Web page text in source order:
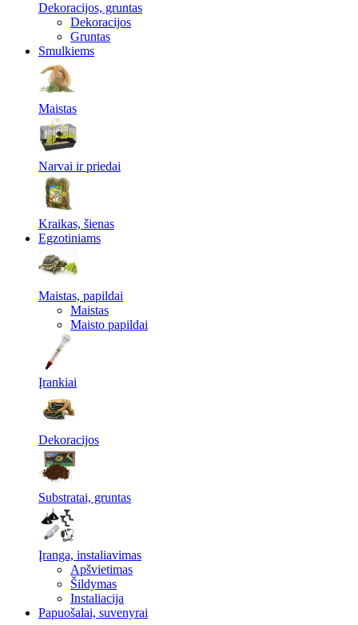
Dekoracijos, gruntas
Dekoracijos
Gruntas
Smulkiems
Maistas
Narvai ir priedai
Kraikas, šienas
Egzotiniams
Maistas, papildai
Maistas
Maisto papildai
Įrankiai
Dekoracijos
Substratai, gruntas
Įranga, instaliavimas
Apšvietimas
Šildymas
Instaliacija
Papuošalai, suvenyrai